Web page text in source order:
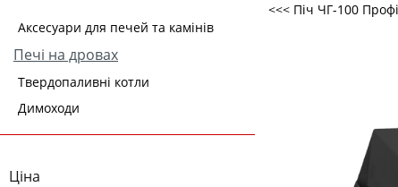
Аксесуари для печей та камінів
Печі на дровах
Твердопаливні котли
Димоходи
Ціна
<<< Піч ЧГ-100 Профі